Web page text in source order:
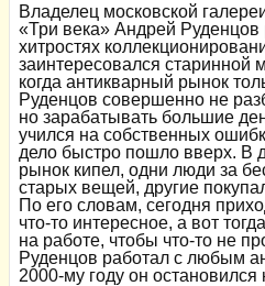
Владелец московской
«Три века» Андрей Руденцов
хитростях
заинтересовался старинной
когда антикварный рынок
Руденцов совершенно не
но зарабатывать большие
учился на собственных
дело быстро пошло вверх. В
рынок кипел, одни люди за
старых вещей, другие
По его словам, сегодня
что-то интересное, а вот
на работе, чтобы что-то не
Руденцов работал с любым
2000-му году он остановился